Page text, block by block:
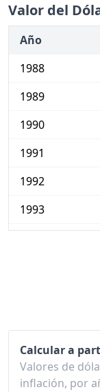
Valor del
Año
1988
1989
1990
1991
1992
1993
1998
1999
Calcular a
Valores de
inflación, por